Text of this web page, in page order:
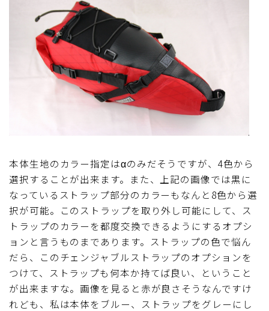
本体生地のカラー指定はαのみだそうですが、4色から
選択することが出来ます。また、上記の画像では黒に
なっているストラップ部分のカラーもなんと8色から選
択が可能。このストラップを取り外し可能にして、ス
トラップのカラーを都度交換できるようにするオプシ
ョンと言うものまであります。ストラップの色で悩ん
だら、このチェンジャブルストラップのオプションを
つけて、ストラップも何本か持てば良い、ということ
が出来ますな。画像を見ると赤が良さそうなんですけ
れども、私は本体をブルー、ストラップをグレーにし